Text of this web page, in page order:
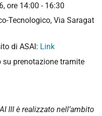
ore 14:00 - 16:30
Tecnologico, Via Saragat
di ASAI: Link
prenotazione tramite
III è realizzato nell’ambito